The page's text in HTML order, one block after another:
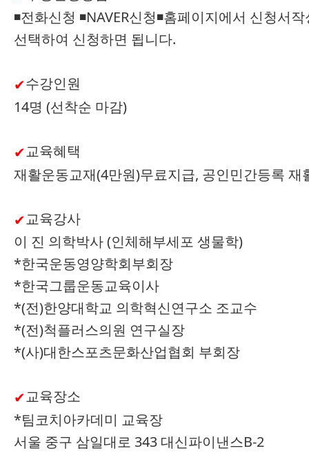
◾전화신청 ◾NAVER신청◾홈페이지에서 신청서
선택하여 신청하면 됩니다.
✔수강인원
14명 (선착순 마감)
✔교육혜택
재활운동교재(4만원)무료지급, 공인민간등록
✔교육강사
이 진 의학박사 (인체해부세포 생물학)
*한국운동영양학회부회장
*한국그룹운동교육이사
*(전)한양대학교 의학혁신연구소 조교수
*(전)척플러스의원 연구실장
*(사)대한스포츠문화산업협회 부회장
✔교육장소
*팀코치아카데미 교육장
서울 중구 삼일대로 343 대신파이낸스B-2